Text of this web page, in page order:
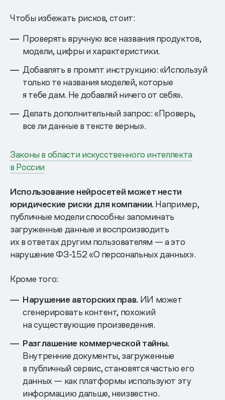
Чтобы избежать рисков, стоит:
Проверять вручную все названия продуктов,
модели, цифры и характеристики.
Добавлять в промпт инструкцию: «Используй
только те названия моделей, которые
я тебе дам. Не добавляй ничего от себя».
Делать дополнительный запрос: «Проверь,
все ли данные в тексте верны».
Законы в области искусственного интеллекта
в России
Использование нейросетей может нести
юридические риски для компании. Например,
публичные модели способны запоминать
загруженные данные и воспроизводить
их в ответах другим пользователям — а это
нарушение ФЗ-152 «О персональных данных».
Кроме того:
Нарушение авторских прав. ИИ может
сгенерировать контент, похожий
на существующие произведения.
Разглашение коммерческой тайны.
Внутренние документы, загруженные
в публичный сервис, становятся частью его
данных — как платформы используют эту
информацию дальше, неизвестно.